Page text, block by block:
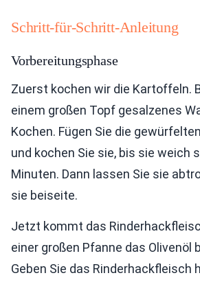
Schritt-für-Schritt-Anleitung
Vorbereitungsphase
Zuerst kochen wir die Kartoffeln.
einem großen Topf gesalzenes
Kochen. Fügen Sie die
und kochen Sie sie, bis sie weich
Minuten. Dann lassen Sie sie
sie beiseite.
Jetzt kommt das
einer großen Pfanne das Olivenöl
Geben Sie das Rinderhackfleisch